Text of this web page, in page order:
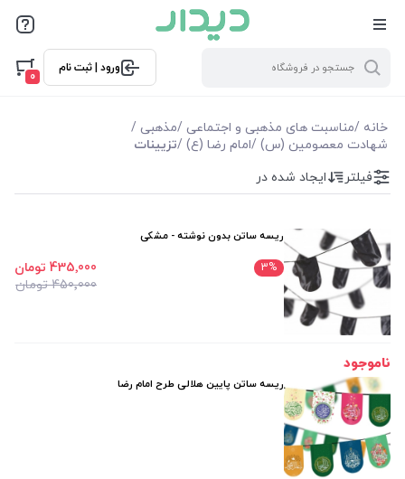
ورود | ثبت نام
0
خانه /مناسبت های مذهبی و اجتماعی /مذهبی /
شهادت معصومین (س) /امام رضا (ع) /تزیینات
فیلتر بر اساس قیمت
فیلترها
نمایش همه محصولات
فیلتر ایجاد شده در
ریسه ساتن بدون نوشته - مشکی
3%
450٬000 تومان
435٬000 تومان
ناموجود
ریسه ساتن پایین هلالی طرح امام رضا